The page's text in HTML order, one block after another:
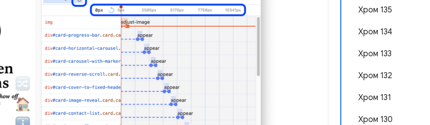
Хром 135
Хром 134
Хром 133
Хром 132
Хром 131
Хром 130